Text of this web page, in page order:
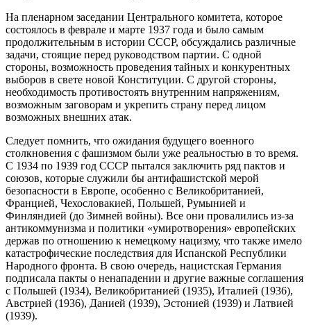
На пленарном заседании Центрального комитета, которое
состоялось в феврале и марте 1937 года и было самым
продолжительным в истории СССР, обсуждались различные
задачи, стоящие перед руководством партии. С одной
стороны, возможность проведения тайных и конкурентных
выборов в свете новой Конституции. С другой стороны,
необходимость противостоять внутренним напряжениям,
возможным заговорам и укрепить страну перед лицом
возможных внешних атак.
Следует помнить, что ожидания будущего военного
столкновения с фашизмом были уже реальностью в то время.
С 1934 по 1939 год СССР пытался заключить ряд пактов и
союзов, которые служили бы антифашистской мерой
безопасности в Европе, особенно с Великобританией,
Францией, Чехословакией, Польшей, Румынией и
Финляндией (до Зимней войны). Все они провалились из-за
антикоммунизма и политики «умиротворения» европейских
держав по отношению к немецкому нацизму, что также имело
катастрофические последствия для Испанской Республики
Народного фронта. В свою очередь, нацистская Германия
подписала пакты о ненападении и другие важные соглашения
с Польшей (1934), Великобританией (1935), Италией (1936),
Австрией (1936), Данией (1939), Эстонией (1939) и Латвией
(1939).